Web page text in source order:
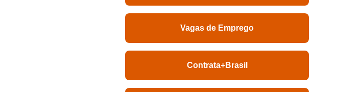
Vagas de Emprego
Contrata+Brasil